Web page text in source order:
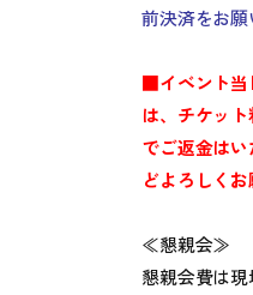
前決済をお願
■イベント当
は、 チケッ
でご返金はい
どよろしくお
≪懇親会≫
懇親会費は